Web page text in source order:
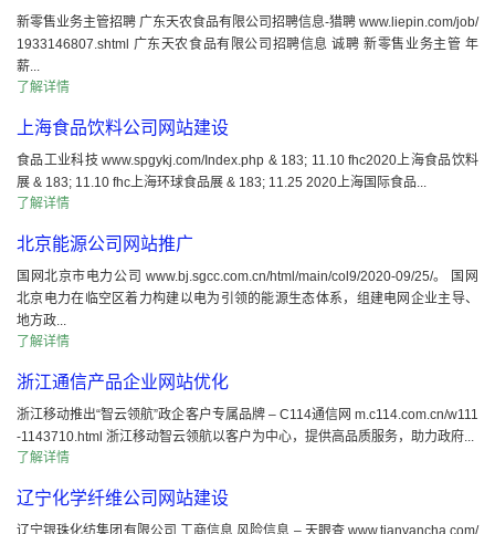
新零售业务主管招聘 广东天农食品有限公司招聘信息-猎聘 www.liepin.com/job/
1933146807.shtml 广东天农食品有限公司招聘信息 诚聘 新零售业务主管 年
薪...
了解详情
上海食品饮料公司网站建设
食品工业科技 www.spgykj.com/Index.php & 183; 11.10 fhc2020上海食品饮料
展 & 183; 11.10 fhc上海环球食品展 & 183; 11.25 2020上海国际食品...
了解详情
北京能源公司网站推广
国网北京市电力公司 www.bj.sgcc.com.cn/html/main/col9/2020-09/25/。 国网
北京电力在临空区着力构建以电为引领的能源生态体系，组建电网企业主导、
地方政...
了解详情
浙江通信产品企业网站优化
浙江移动推出“智云领航”政企客户专属品牌 – C114通信网 m.c114.com.cn/w111
-1143710.html 浙江移动智云领航以客户为中心，提供高品质服务，助力政府...
了解详情
辽宁化学纤维公司网站建设
辽宁银珠化纺集团有限公司 工商信息 风险信息 – 天眼查 www.tianyancha.com/